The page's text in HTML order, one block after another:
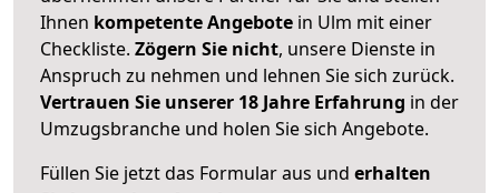
Ihnen kompetente Angebote in Ulm mit einer
Checkliste. Zögern Sie nicht, unsere Dienste in
Anspruch zu nehmen und lehnen Sie sich zurück.
Vertrauen Sie unserer 18 Jahre Erfahrung in der
Umzugsbranche und holen Sie sich Angebote.
Füllen Sie jetzt das Formular aus und erhalten